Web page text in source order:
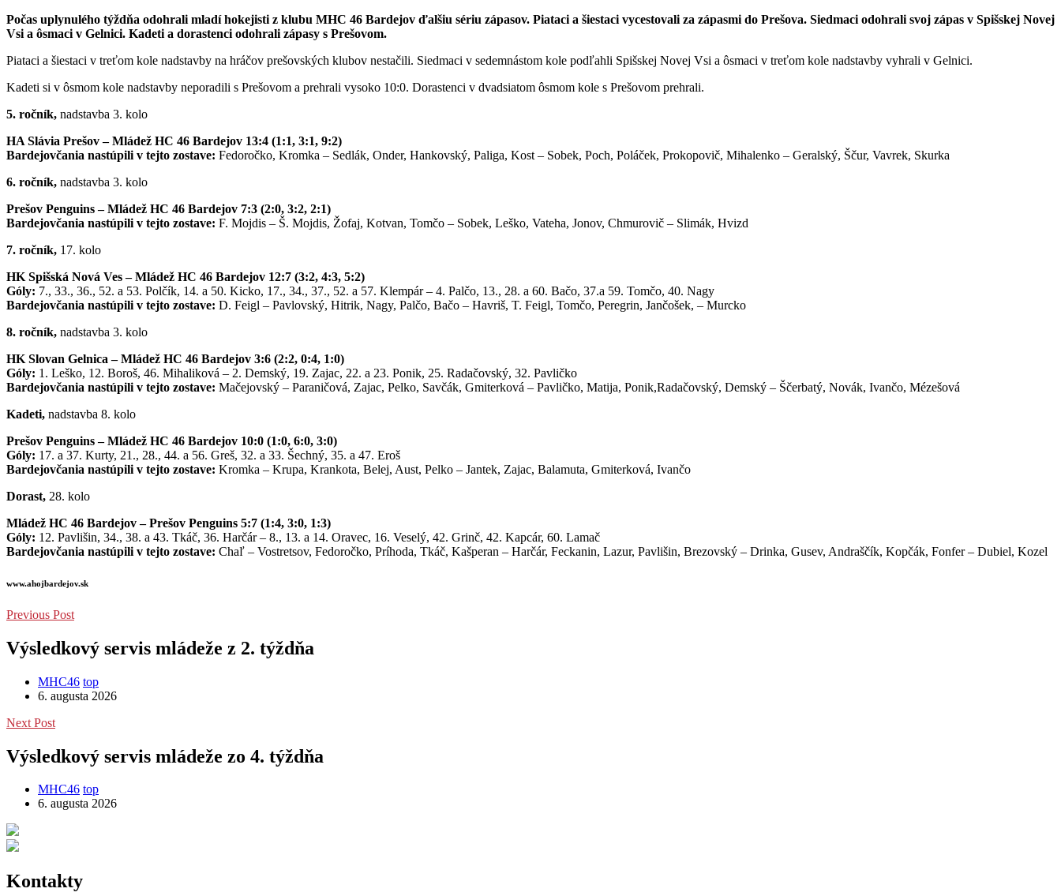
Počas uplynulého týždňa odohrali mladí hokejisti z klubu MHC 46 Bardejov ďalšiu sériu zápasov. Piataci a šiestaci vycestovali za zápasmi do Prešova. Siedmaci odohrali svoj zápas v Spišskej Novej
Vsi a ôsmaci v Gelnici. Kadeti a dorastenci odohrali zápasy s Prešovom.
Piataci a šiestaci v treťom kole nadstavby na hráčov prešovských klubov nestačili. Siedmaci v sedemnástom kole podľahli Spišskej Novej Vsi a ôsmaci v treťom kole nadstavby vyhrali v Gelnici.
Kadeti si v ôsmom kole nadstavby neporadili s Prešovom a prehrali vysoko 10:0. Dorastenci v dvadsiatom ôsmom kole s Prešovom prehrali.
5. ročník, nadstavba 3. kolo
HA Slávia Prešov – Mládež HC 46 Bardejov 13:4 (1:1, 3:1, 9:2)
Bardejovčania nastúpili v tejto zostave: Fedoročko, Kromka – Sedlák, Onder, Hankovský, Paliga, Kost – Sobek, Poch, Poláček, Prokopovič, Mihalenko – Geralský, Ščur, Vavrek, Skurka
6. ročník, nadstavba 3. kolo
Prešov Penguins – Mládež HC 46 Bardejov 7:3 (2:0, 3:2, 2:1)
Bardejovčania nastúpili v tejto zostave: F. Mojdis – Š. Mojdis, Žofaj, Kotvan, Tomčo – Sobek, Leško, Vateha, Jonov, Chmurovič – Slimák, Hvizd
7. ročník, 17. kolo
HK Spišská Nová Ves – Mládež HC 46 Bardejov 12:7 (3:2, 4:3, 5:2)
Góly: 7., 33., 36., 52. a 53. Polčík, 14. a 50. Kicko, 17., 34., 37., 52. a 57. Klempár – 4. Palčo, 13., 28. a 60. Bačo, 37.a 59. Tomčo, 40. Nagy
Bardejovčania nastúpili v tejto zostave: D. Feigl – Pavlovský, Hitrik, Nagy, Palčo, Bačo – Havriš, T. Feigl, Tomčo, Peregrin, Jančošek, – Murcko
8. ročník, nadstavba 3. kolo
HK Slovan Gelnica – Mládež HC 46 Bardejov 3:6 (2:2, 0:4, 1:0)
Góly: 1. Leško, 12. Boroš, 46. Mihaliková – 2. Demský, 19. Zajac, 22. a 23. Ponik, 25. Radačovský, 32. Pavličko
Bardejovčania nastúpili v tejto zostave: Mačejovský – Paraničová, Zajac, Pelko, Savčák, Gmiterková – Pavličko, Matija, Ponik,Radačovský, Demský – Ščerbatý, Novák, Ivančo, Mézešová
Kadeti, nadstavba 8. kolo
Prešov Penguins – Mládež HC 46 Bardejov 10:0 (1:0, 6:0, 3:0)
Góly: 17. a 37. Kurty, 21., 28., 44. a 56. Greš, 32. a 33. Šechný, 35. a 47. Eroš
Bardejovčania nastúpili v tejto zostave: Kromka – Krupa, Krankota, Belej, Aust, Pelko – Jantek, Zajac, Balamuta, Gmiterková, Ivančo
Dorast, 28. kolo
Mládež HC 46 Bardejov – Prešov Penguins 5:7 (1:4, 3:0, 1:3)
Góly: 12. Pavlišin, 34., 38. a 43. Tkáč, 36. Harčár – 8., 13. a 14. Oravec, 16. Veselý, 42. Grinč, 42. Kapcár, 60. Lamač
Bardejovčania nastúpili v tejto zostave: Chaľ – Vostretsov, Fedoročko, Príhoda, Tkáč, Kašperan – Harčár, Feckanin, Lazur, Pavlišin, Brezovský – Drinka, Gusev, Andraščík, Kopčák, Fonfer – Dubiel, Kozel
www.ahojbardejov.sk
Previous Post
Výsledkový servis mládeže z 2. týždňa
MHC46 top
6. augusta 2026
Next Post
Výsledkový servis mládeže zo 4. týždňa
MHC46 top
6. augusta 2026
Kontakty